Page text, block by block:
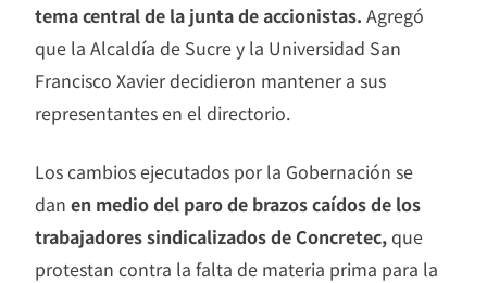
tema central de la junta de accionistas. Agregó
que la Alcaldía de Sucre y la Universidad San
Francisco Xavier decidieron mantener a sus
representantes en el directorio.
Los cambios ejecutados por la Gobernación se
dan en medio del paro de brazos caídos de los
trabajadores sindicalizados de Concretec,que
protestan contra la falta de materia prima para la